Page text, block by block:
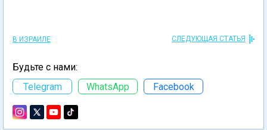
В ИЗРАИЛЕ СЛЕДУЮЩАЯ СТАТЬЯ
Будьте с нами:
Telegram
WhatsApp Facebook